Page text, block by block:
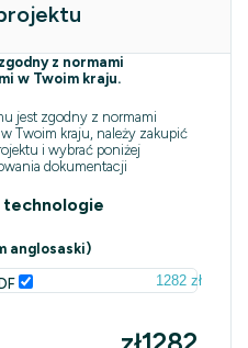
z normami
w Twoim kraju.
jest zgodny z normami
Twoim kraju, należy zakupić
i wybrać poniżej
dokumentacji
anglosaski)
1282 zł